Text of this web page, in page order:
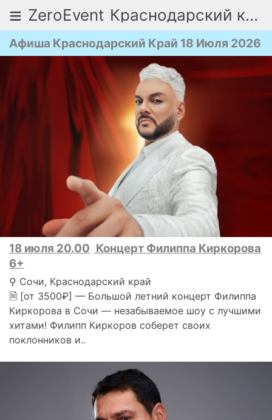
≡ ZeroEvent Краснодарский край
Афиша Краснодарский Край 18 Июля 2026
18 июля 20.00 Концерт Филиппа Киркорова
6+
⚲ Сочи, Краснодарский край
🗎 [от 3500₽] — Большой летний концерт Филиппа
Киркорова в Сочи — незабываемое шоу с лучшими
хитами! Филипп Киркоров соберет своих
поклонников и..